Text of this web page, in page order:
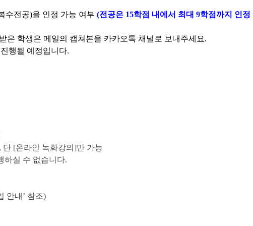
수전공)을 인정 가능 여부 (전공은 15학점 내에서 최대 9학점까지 인정
은 학생은 메일의 캡쳐본을 카카오톡 채널로 보내주세요.
행될 예정입니다.
단 [온라인 녹화강의]만 가능
하실 수 없습니다.
안내’ 참조)